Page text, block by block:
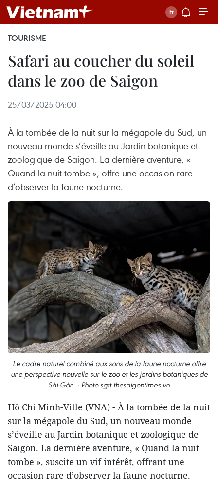
TOURISME
Safari au coucher du soleil
dans le zoo de Saigon
25/03/2025 04:00
À la tombée de la nuit sur la mégapole du Sud, un
nouveau monde s’éveille au Jardin botanique et
zoologique de Saigon. La dernière aventure, «
Quand la nuit tombe », offre une occasion rare
d’observer la faune nocturne.
Le cadre naturel combiné aux sons de la faune nocturne offre
une perspective nouvelle sur le zoo et les jardins botaniques de
Sài Gòn. - Photo sgtt.thesaigontimes.vn
Hô Chi Minh-Ville (VNA) - À la tombée de la nuit
sur la mégapole du Sud, un nouveau monde
s’éveille au Jardin botanique et zoologique de
Saigon. La dernière aventure, « Quand la nuit
tombe », suscite un vif intérêt, offrant une
occasion rare d’observer la faune nocturne.